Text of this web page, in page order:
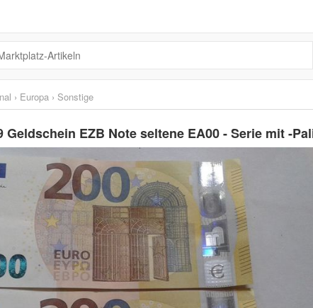
› Europa › Sonstige
Geldschein EZB Note seltene EA00 - Serie mit -